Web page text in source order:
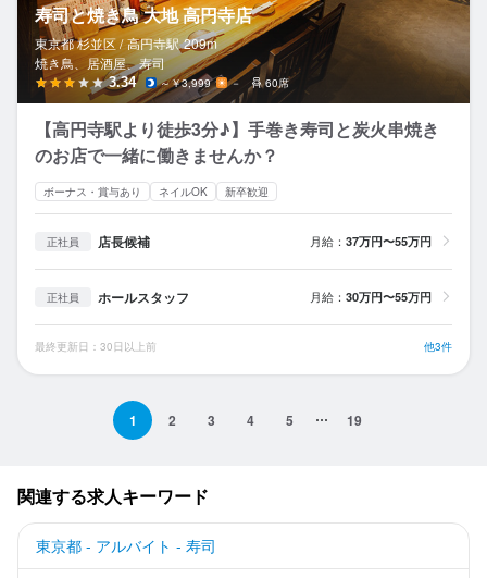
寿司と焼き鳥 大地 高円寺店
東京都 杉並区 / 高円寺駅 209m
焼き鳥、居酒屋、寿司
3.34 ～￥3,999 － 60席
【高円寺駅より徒歩3分♪】手巻き寿司と炭火串焼き
のお店で一緒に働きませんか？
ボーナス・賞与あり ネイルOK 新卒歓迎
正社員 店長候補 月給： 37万円〜55万円
正社員 ホールスタッフ 月給： 30万円〜55万円
最終更新日：30日以上前 他3件
1 2 3 4 5 19
関連する求人キーワード
東京都 - アルバイト - 寿司